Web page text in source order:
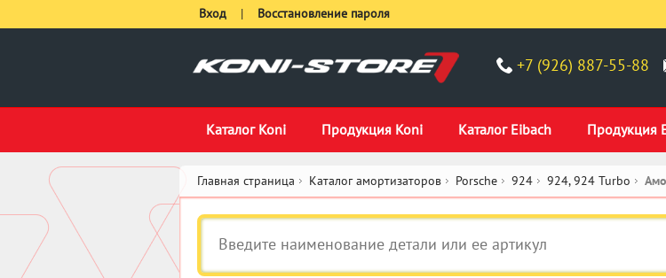
+7 (926) 887-55-88
Каталог Koni Продукция Koni Каталог Eibach Продукция
Вход | Восстановление пароля
Главная страница Каталог амортизаторов Porsche 924 924, 924 Turbo